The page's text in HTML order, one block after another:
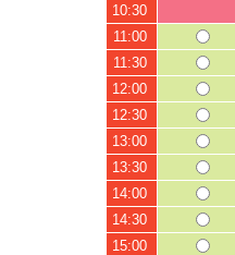
10:30
11:00
11:30
12:00
12:30
13:00
13:30
14:00
14:30
15:00